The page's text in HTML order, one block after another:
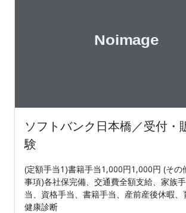
ソフトバンク日本橋／受付・
験
(定額手当1)書籍手当1,000円1,000円 (その
事項)各社保完備、交通費全額支給、家族
当、資格手当、書籍手当、産前産後休暇、
健康診断